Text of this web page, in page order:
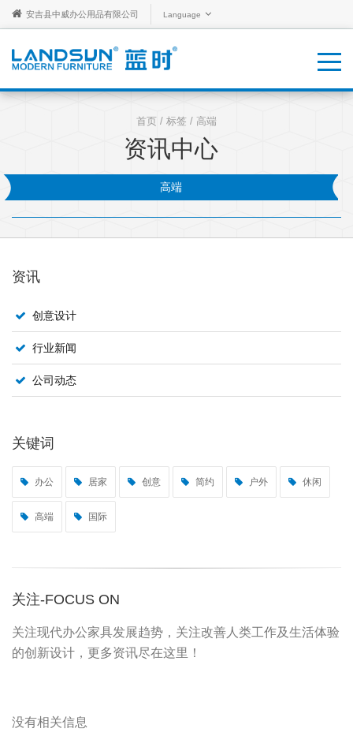
安吉县中威办公用品有限公司 Language
首页 / 标签 / 高端
资讯中心
高端
资讯
创意设计
行业新闻
公司动态
关键词
办公 居家 创意 简约 户外 休闲
高端 国际
关注-FOCUS ON
关注现代办公家具发展趋势，关注改善人类工作及生活体验
的创新设计，更多资讯尽在这里！
没有相关信息